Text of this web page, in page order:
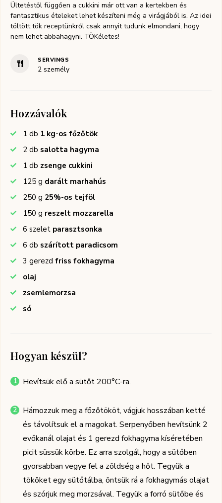
Ültetéstől függően a cukkini már ott van a kertekben és
fantasztikus ételeket lehet készíteni még a virágjából is. Az idei
töltött tök receptünkről csak annyit tudunk elmondani, hogy
nem lehet abbahagyni. TÖKéletes!
SERVINGS
2 személy
Hozzávalók
1 db 1 kg-os főzőtök
2 db salotta hagyma
1 db zsenge cukkini
125 g darált marhahús
250 g 25%-os tejföl
150 g reszelt mozzarella
6 szelet parasztsonka
6 db szárított paradicsom
3 gerezd friss fokhagyma
olaj
zsemlemorzsa
só
Hogyan készül?
Hevítsük elő a sütőt 200°C-ra.
Hámozzuk meg a főzőtököt, vágjuk hosszában ketté
és távolítsuk el a magokat. Serpenyőben hevítsünk 2
evőkanál olajat és 1 gerezd fokhagyma kíséretében
picit süssük körbe. Ez arra szolgál, hogy a sütőben
gyorsabban vegye fel a zöldség a hőt. Tegyük a
tököket egy sütőtálba, öntsük rá a fokhagymás olajat
és szórjuk meg morzsával. Tegyük a forró sütőbe és